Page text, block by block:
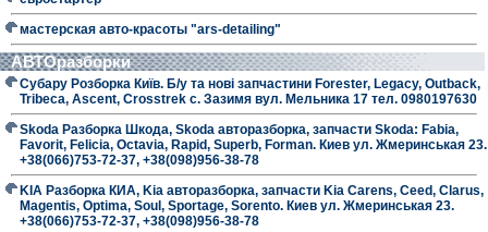
мастерская авто-красоты "ars-detailing"
АВТОразборки
Субару Розборка Київ. Б/у та нові запчастини Forester, Legacy, Outback,
Tribeca, Ascent, Crosstrek с. Зазимя вул. Мельника 17 тел. 0980197630
Skoda Разборка Шкода, Skoda авторазборка, запчасти Skoda: Fabia,
Favorit, Felicia, Octavia, Rapid, Superb, Forman. Киев ул. Жмеринськая 23.
+38(066)753-72-37, +38(098)956-38-78
KIA Разборка КИА, Kia авторазборка, запчасти Kia Carens, Ceed, Clarus,
Magentis, Optima, Soul, Sportage, Sorento. Киев ул. Жмеринськая 23.
+38(066)753-72-37, +38(098)956-38-78